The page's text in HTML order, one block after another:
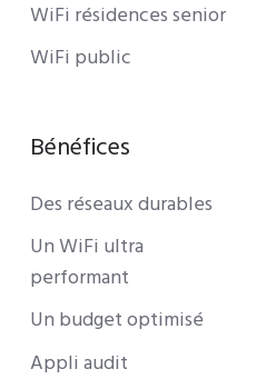
WiFi résidences senior
WiFi public
Bénéfices
Des réseaux durables
Un WiFi ultra
performant
Un budget optimisé
Appli audit